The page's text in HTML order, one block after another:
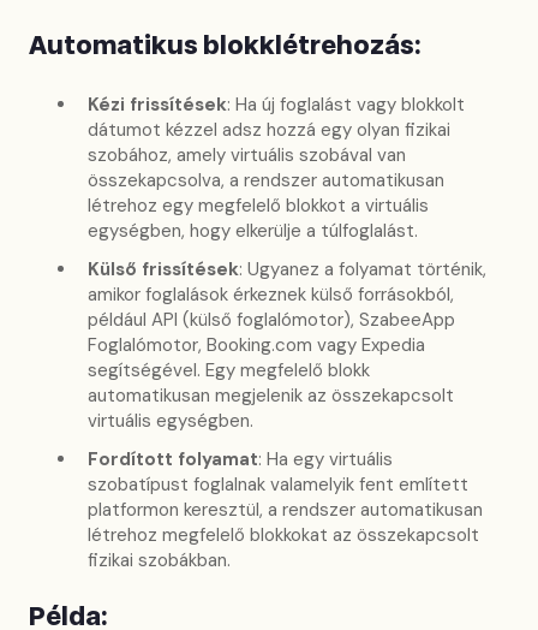
Automatikus blokklétrehozás:
Kézi frissítések: Ha új foglalást vagy blokkolt
dátumot kézzel adsz hozzá egy olyan fizikai
szobához, amely virtuális szobával van
összekapcsolva, a rendszer automatikusan
létrehoz egy megfelelő blokkot a virtuális
egységben, hogy elkerülje a túlfoglalást.
Külső frissítések: Ugyanez a folyamat történik,
amikor foglalások érkeznek külső forrásokból,
például API (külső foglalómotor), SzabeeApp
Foglalómotor, Booking.com vagy Expedia
segítségével. Egy megfelelő blokk
automatikusan megjelenik az összekapcsolt
virtuális egységben.
Fordított folyamat: Ha egy virtuális
szobatípust foglalnak valamelyik fent említett
platformon keresztül, a rendszer automatikusan
létrehoz megfelelő blokkokat az összekapcsolt
fizikai szobákban.
Példa: